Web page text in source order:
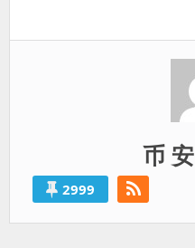
币 安
2999